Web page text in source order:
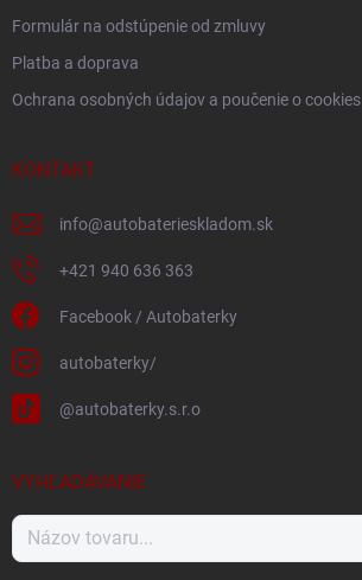
Formulár na odstúpenie od zmluvy
Platba a doprava
Ochrana osobných údajov a poučenie o cookies
KONTAKT
info@autobaterieskladom.sk
+421 940 636 363
Facebook / Autobaterky
autobaterky/
@autobaterky.s.r.o
VYHĽADÁVANIE